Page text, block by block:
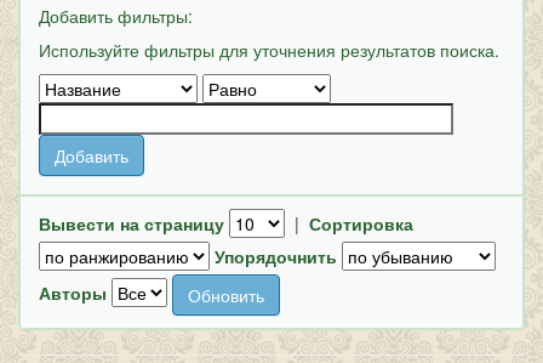
Добавить фильтры:
Используйте фильтры для уточнения результатов поиска.
Вывести на страницу | Сортировка
Упорядочнить
Авторы